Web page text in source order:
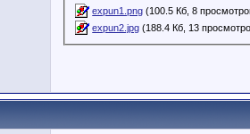
expun1.png (100.5 Кб, 8
expun2.jpg (188.4 Кб, 13